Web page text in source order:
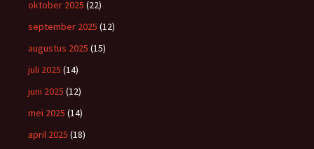
oktober 2025 (22)
september 2025 (12)
augustus 2025 (15)
juli 2025 (14)
juni 2025 (12)
mei 2025 (14)
april 2025 (18)